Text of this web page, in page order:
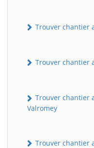
Trouver chantier
Trouver chantier
Trouver chantier
Valromey
Trouver chantier